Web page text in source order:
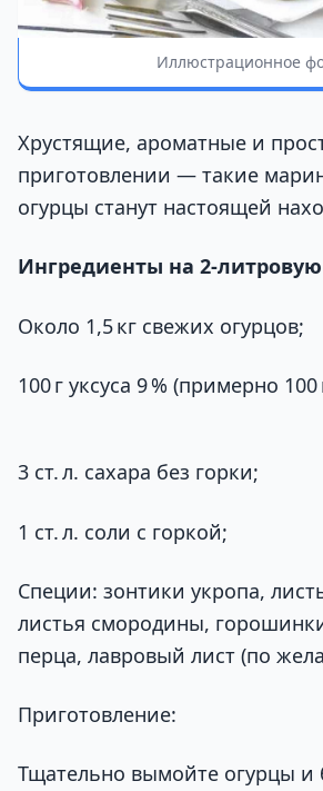
Иллюстрационное
Хрустящие, ароматные и
приготовлении — такие
огурцы станут настоящей
Ингредиенты на
Около 1,5 кг свежих огурцов;
100 г уксуса 9 % (примерно 100
3 ст. л. сахара без горки;
1 ст. л. соли с горкой;
Специи: зонтики укропа,
листья смородины,
перца, лавровый лист (по
Приготовление:
Тщательно вымойте огурцы и